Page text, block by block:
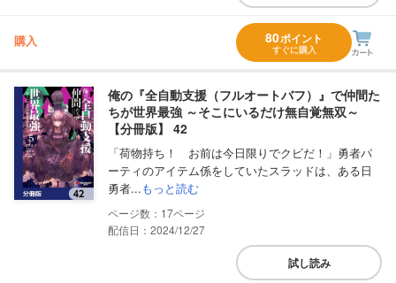
購入 80ポイント
すぐに購入
俺の『全自動支援（フルオートバフ）』で仲間た
ちが世界最強 ～そこにいるだけ無自覚無双～
【分冊版】 42
「荷物持ち！ お前は今日限りでクビだ！」勇者パ
ーティのアイテム係をしていたスラッドは、ある日
勇者...もっと読む
17
配信日：2024/12/27
試し読み